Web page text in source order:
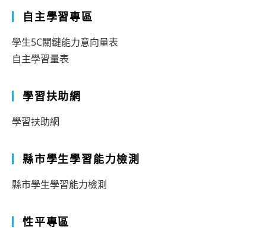
自主學習專區
學生5C關鍵能力意向量表
自主學習量表
學習扶助網
學習扶助網
縣市學生學習能力檢測
縣市學生學習能力檢測
性平專區